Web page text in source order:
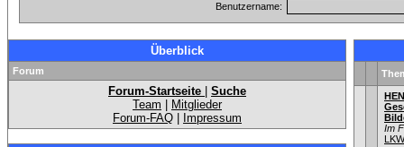
Benutzername:
Überblick
Forum
Forum-Startseite
Suche
Team
Mitglieder
Forum-FAQ
Impressum
Im